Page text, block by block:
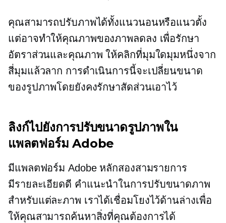
คุณสามารถปรับภาพได้ทั้งแนวนอนหรือแนวตั้ง
แต่อาจทำให้คุณภาพของภาพลดลง เพื่อรักษา
อัตราส่วนและคุณภาพ ให้คลิกที่มุมใดมุมหนึ่งจาก
สี่มุมแล้วลาก การดำเนินการนี้จะเปลี่ยนขนาด
ของรูปภาพโดยยังคงรักษาสัดส่วนเอาไว้
ลิงก์ไปยังการปรับขนาดรูปภาพใน
แพลตฟอร์ม Adobe
มีแพลตฟอร์ม Adobe หลักสองสามรายการ
มีรายละเอียดดี คำแนะนำในการปรับขนาดภาพ
สำหรับแต่ละภาพ เราได้เชื่อมโยงไว้ด้านล่างเพื่อ
ให้คุณสามารถค้นหาสิ่งที่คุณต้องการได้